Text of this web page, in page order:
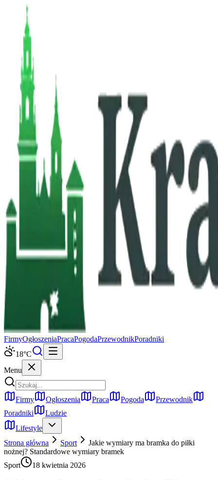
FirmyOgłoszeniaPracaPogodaPrzewodnikPoradniki
18°C
Menu
Firmy Ogłoszenia Praca Pogoda
Przewodnik
Poradniki
Ludzie
Lifestyle
Strona główna
Sport
Jakie wymiary ma bramka do piłki
nożnej? Standardowe wymiary bramek
Sport
18 kwietnia 2026